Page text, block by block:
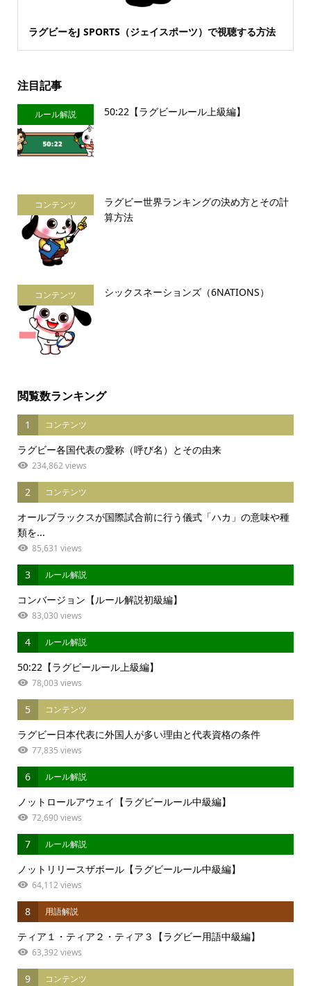
ラグビーをJ SPORTS（ジェイスポーツ）で視聴する方法
注目記事
ルール解説 50:22【ラグビールール上級編】
コンテンツ
ラグビー世界ランキングの決め方とその計
算方法
コンテンツ シックスネーションズ（6NATIONS）
閲覧数ランキング
1 コンテンツ
ラグビー各国代表の愛称（呼び名）とその由来
234,862 views
2 コンテンツ
オールブラックスが国際試合前に行う儀式「ハカ」の意味や種
類を...
85,631 views
3 ルール解説
コンバージョン【ルール解説初級編】
83,030 views
4 ルール解説
50:22【ラグビールール上級編】
78,003 views
5 コンテンツ
ラグビー日本代表に外国人が多い理由と代表資格の条件
77,835 views
6 ルール解説
ノットロールアウェイ【ラグビールール中級編】
72,690 views
7 ルール解説
ノットリリースザボール【ラグビールール中級編】
64,112 views
8 用語解説
ティア１・ティア２・ティア３【ラグビー用語中級編】
63,392 views
9 コンテンツ